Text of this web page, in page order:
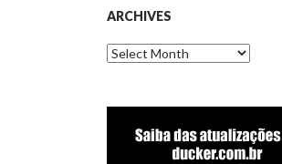
ARCHIVES
Archives